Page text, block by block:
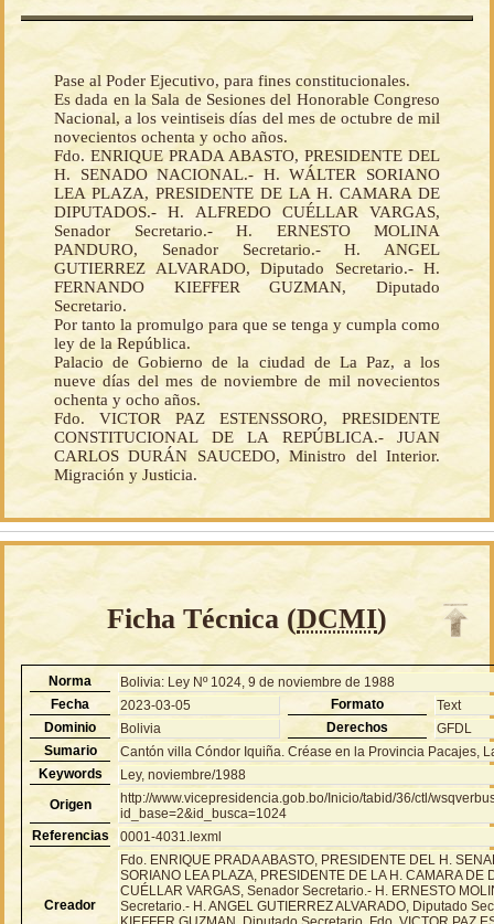
Pase al Poder Ejecutivo, para fines constitucionales.
Es dada en la Sala de Sesiones del Honorable Congreso
Nacional, a los veintiseis días del mes de octubre de mil
novecientos ochenta y ocho años.
Fdo. ENRIQUE PRADA ABASTO, PRESIDENTE DEL
H. SENADO NACIONAL.- H. WÁLTER SORIANO
LEA PLAZA, PRESIDENTE DE LA H. CAMARA DE
DIPUTADOS.- H. ALFREDO CUÉLLAR VARGAS,
Senador Secretario.- H. ERNESTO MOLINA
PANDURO, Senador Secretario.- H. ANGEL
GUTIERREZ ALVARADO, Diputado Secretario.- H.
FERNANDO KIEFFER GUZMAN, Diputado
Secretario.
Por tanto la promulgo para que se tenga y cumpla como
ley de la República.
Palacio de Gobierno de la ciudad de La Paz, a los
nueve días del mes de noviembre de mil novecientos
ochenta y ocho años.
Fdo. VICTOR PAZ ESTENSSORO, PRESIDENTE
CONSTITUCIONAL DE LA REPÚBLICA.- JUAN
CARLOS DURÁN SAUCEDO, Ministro del Interior.
Migración y Justicia.
Ficha Técnica (DCMI)
Norma
Bolivia: Ley Nº 1024, 9 de noviembre de 1988
Fecha
2023-03-05 Formato
Text
Dominio
Bolivia Derechos
GFDL
Sumario
Cantón villa Cóndor Iquiña. Créase en la Provincia Pacajes,
Keywords
Ley, noviembre/1988
Origen
http://www.vicepresidencia.gob.bo/Inicio/tabid/36/ctl/
id_base=2&id_busca=1024
Referencias
0001-4031.lexml
Creador
Fdo. ENRIQUE PRADA ABASTO, PRESIDENTE DEL H.
SORIANO LEA PLAZA, PRESIDENTE DE LA H. CAMARA DE
CUÉLLAR VARGAS, Senador Secretario.- H. ERNESTO
Secretario.- H. ANGEL GUTIERREZ ALVARADO, Diputado